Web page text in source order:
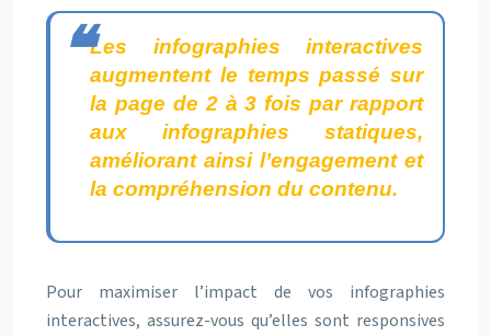
Les infographies interactives
augmentent le temps passé sur
la page de 2 à 3 fois par rapport
aux infographies statiques,
améliorant ainsi l’engagement et
la compréhension du contenu.
Pour maximiser l’impact de vos infographies
interactives, assurez-vous qu’elles sont responsives